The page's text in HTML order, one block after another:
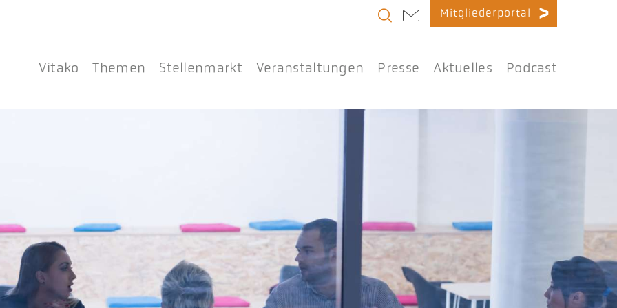
Mitgliederportal
Vitako Themen Stellenmarkt Veranstaltungen Presse Aktuelles Podcast